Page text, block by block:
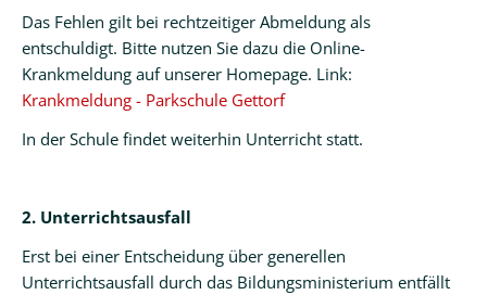
Das Fehlen gilt bei rechtzeitiger Abmeldung als
entschuldigt. Bitte nutzen Sie dazu die Online-
Krankmeldung auf unserer Homepage. Link:
Krankmeldung - Parkschule Gettorf
In der Schule findet weiterhin Unterricht statt.
2. Unterrichtsausfall
Erst bei einer Entscheidung über generellen
Unterrichtsausfall durch das Bildungsministerium entfällt